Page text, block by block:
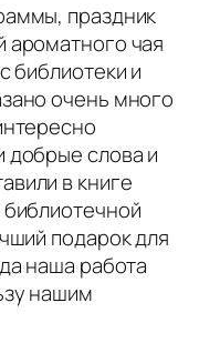
праздник
ароматного чая
библиотеки и
очень много
слова и
в книге
подарок для
наша работа
нашим